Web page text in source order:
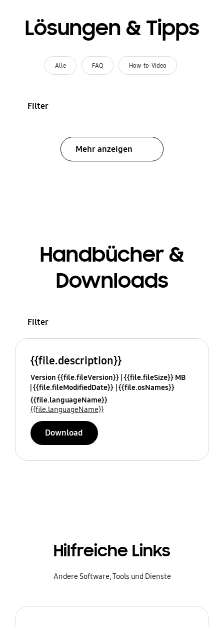
Lösungen & Tipps
Alle FAQ How-to-Video
Filter
Mehr anzeigen
Handbücher &
Downloads
Filter
{{file.description}}
Version {{file.fileVersion}} {{file.fileSize}} MB
{{file.fileModifiedDate}} {{file.osNames}}
{{file.languageName}}
{{file.languageName}}
Download
Hilfreiche Links
Andere Software, Tools und Dienste